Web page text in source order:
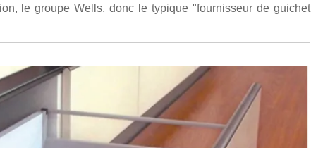
le groupe Wells, donc le typique "fournisseur de guichet